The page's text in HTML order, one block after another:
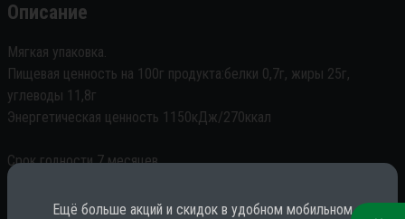
Описание
Мягкая упаковка.
Пищевая ценность на 100г продукта:белки 0,7г, жиры 25г,
углеводы 11,8г
Энергетическая ценность 1150кДж/270ккал
Срок годности 7 месяцев
Изготовитель : ООО "КДВ Тула"
Ещё больше акций и скидок в удобном мобильном